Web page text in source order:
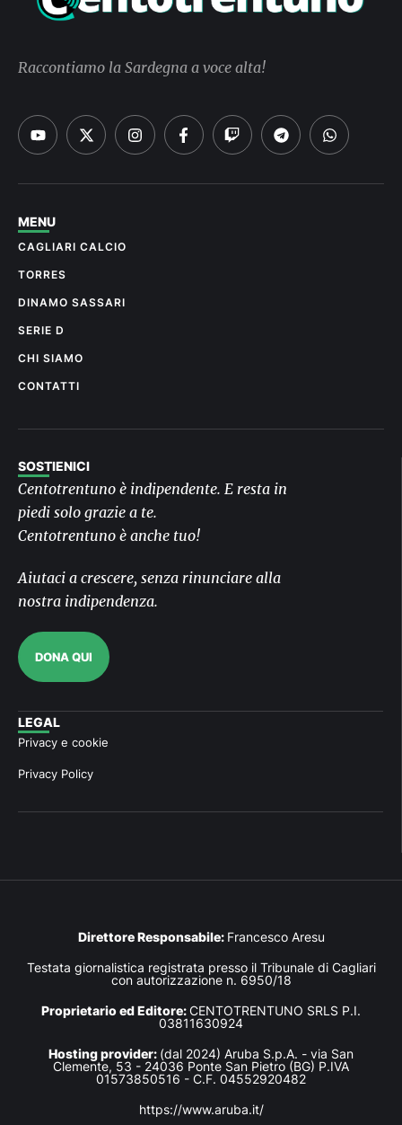
Raccontiamo la Sardegna a voce alta!
MENU
CAGLIARI CALCIO
TORRES
DINAMO SASSARI
SERIE D
CHI SIAMO
CONTATTI
SOSTIENICI
Centotrentuno è indipendente. E resta in
piedi solo grazie a te.
Centotrentuno è anche tuo!
Aiutaci a crescere, senza rinunciare alla
nostra indipendenza.
DONA QUI
LEGAL
Privacy e cookie
Privacy Policy
Direttore Responsabile: Francesco Aresu
Testata giornalistica registrata presso il Tribunale di Cagliari
con autorizzazione n. 6950/18
Proprietario ed Editore:CENTOTRENTUNO SRLS P.I.
03811630924
Hosting provider: (dal 2024) Aruba S.p.A. - via San
Clemente, 53 - 24036 Ponte San Pietro (BG) P.IVA
01573850516 - C.F. 04552920482
https://www.aruba.it/